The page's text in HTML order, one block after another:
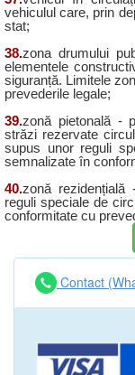
vehiculul care, prin
stat;
38.zona drumului
elementele
siguranță. Limitele
prevederile legale;
39.zonă pietonală -
străzi rezervate
supus unor reguli
semnalizate în
40.zonă rezidențială
reguli speciale de
conformitate cu
Contact